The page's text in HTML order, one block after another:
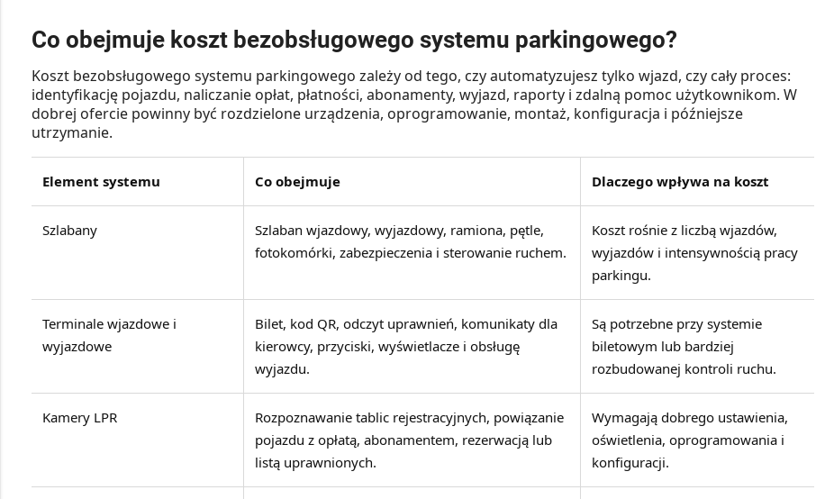
Co obejmuje koszt bezobsługowego systemu parkingowego?
Koszt bezobsługowego systemu parkingowego zależy od tego, czy automatyzujesz tylko wjazd, czy cały proces:
identyfikację pojazdu, naliczanie opłat, płatności, abonamenty, wyjazd, raporty i zdalną pomoc użytkownikom. W
dobrej ofercie powinny być rozdzielone urządzenia, oprogramowanie, montaż, konfiguracja i późniejsze
utrzymanie.
Element systemu Co obejmuje Dlaczego wpływa na koszt
Szlabany
Szlaban wjazdowy, wyjazdowy, ramiona, pętle,
fotokomórki, zabezpieczenia i sterowanie ruchem.
Koszt rośnie z liczbą wjazdów,
wyjazdów i intensywnością pracy
parkingu.
Terminale wjazdowe i
wyjazdowe
Bilet, kod QR, odczyt uprawnień, komunikaty dla
kierowcy, przyciski, wyświetlacze i obsługę
wyjazdu.
Są potrzebne przy systemie
biletowym lub bardziej
rozbudowanej kontroli ruchu.
Kamery LPR
Rozpoznawanie tablic rejestracyjnych, powiązanie
pojazdu z opłatą, abonamentem, rezerwacją lub
listą uprawnionych.
Wymagają dobrego ustawienia,
oświetlenia, oprogramowania i
konfiguracji.